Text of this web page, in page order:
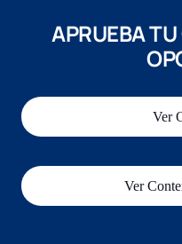
APRUEBA
Ver
Ver